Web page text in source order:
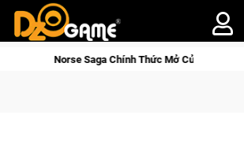
Norse Saga Chính Thức Mở Cửa Closed Beta Tại Việt